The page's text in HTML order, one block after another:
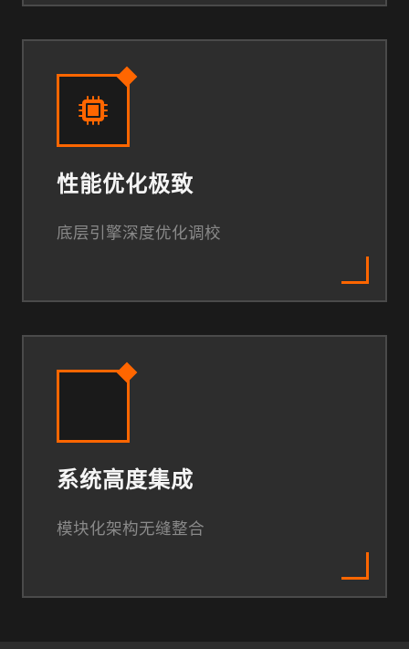
性能优化极致
底层引擎深度优化调校
系统高度集成
模块化架构无缝整合